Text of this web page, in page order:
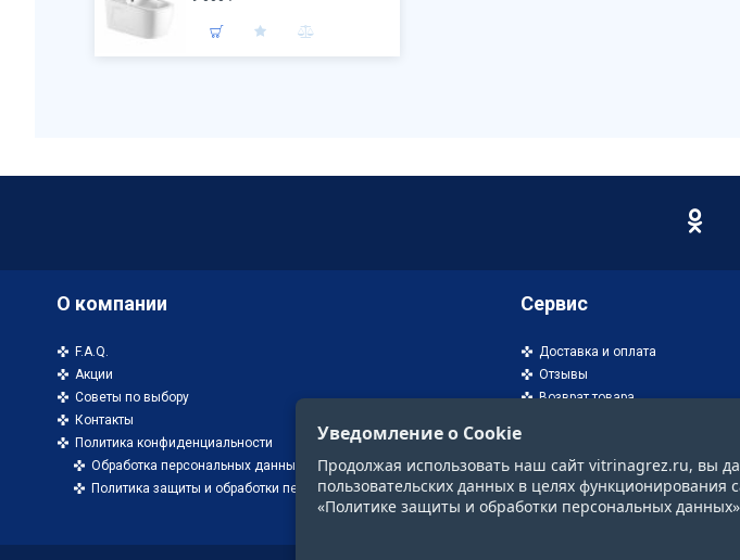
О компании
F.A.Q.
Акции
Советы по выбору
Контакты
Политика конфиденциальности
Обработка персональных данных
Политика защиты и обработки персональных данных
Сервис
Доставка и оплата
Отзывы
Возврат товара
Уведомление о Cookie
Продолжая использовать наш сайт vitrinagrez.ru, вы
пользовательских данных в целях
«Политике защиты и обработки персональных данных»